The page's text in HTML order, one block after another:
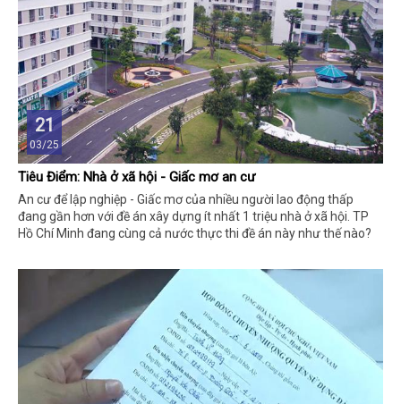
21
03/25
Tiêu Điểm: Nhà ở xã hội - Giấc mơ an cư
An cư để lập nghiệp - Giấc mơ của nhiều người lao động thấp
đang gần hơn với đề án xây dựng ít nhất 1 triệu nhà ở xã hội. TP
Hồ Chí Minh đang cùng cả nước thực thi đề án này như thế nào?